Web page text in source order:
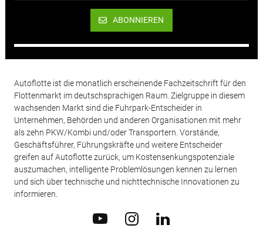
ABONNIEREN
Autoflotte ist die monatlich erscheinende Fachzeitschrift für den
Flottenmarkt im deutschsprachigen Raum. Zielgruppe in diesem
wachsenden Markt sind die Fuhrpark-Entscheider in
Unternehmen, Behörden und anderen Organisationen mit mehr
als zehn PKW/Kombi und/oder Transportern. Vorstände,
Geschäftsführer, Führungskräfte und weitere Entscheider
greifen auf Autoflotte zurück, um Kostensenkungspotenziale
auszumachen, intelligente Problemlösungen kennen zu lernen
und sich über technische und nichttechnische Innovationen zu
informieren.